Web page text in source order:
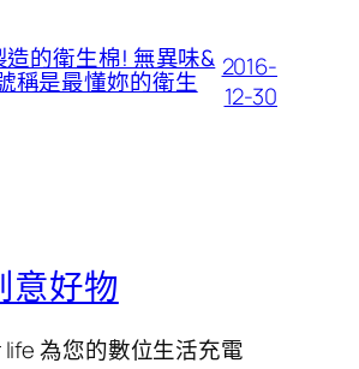
造的衛生棉! 無異味&
稱是最懂妳的衛生
2016-
12-30
意好物
為您的數位生活充電